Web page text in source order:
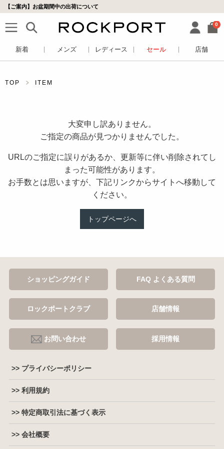
【ご案内】お盆期間中の出荷について
0
新着 メンズ レディース セール 店舗
TOP ITEM
大変申し訳ありません。
ご指定の商品が見つかりませんでした。
URLのご指定に誤りがあるか、更新等に伴い削除されてし
まった可能性があります。
お手数とは思いますが、下記リンクからサイトへ移動して
ください。
トップページへ
ショッピングガイド FAQ よくある質問
ロックポートクラブ 店舗情報
お問い合わせ 採用情報
>> プライバシーポリシー
>> 利用規約
>> 特定商取引法に基づく表示
>> 会社概要